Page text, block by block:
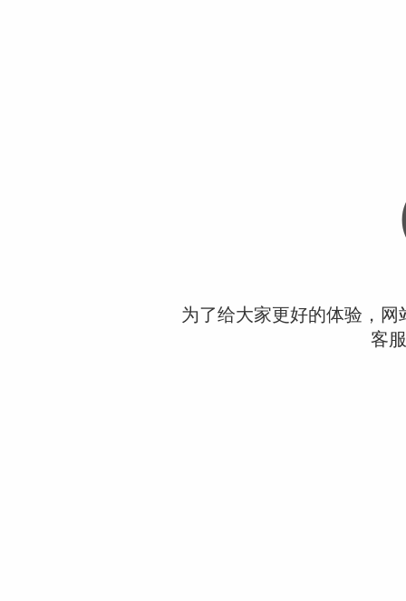
为了给大家更好的体验，
客